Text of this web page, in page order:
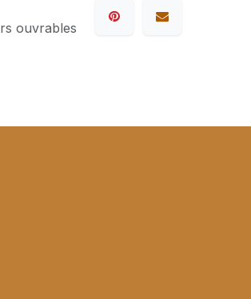
ouvrables